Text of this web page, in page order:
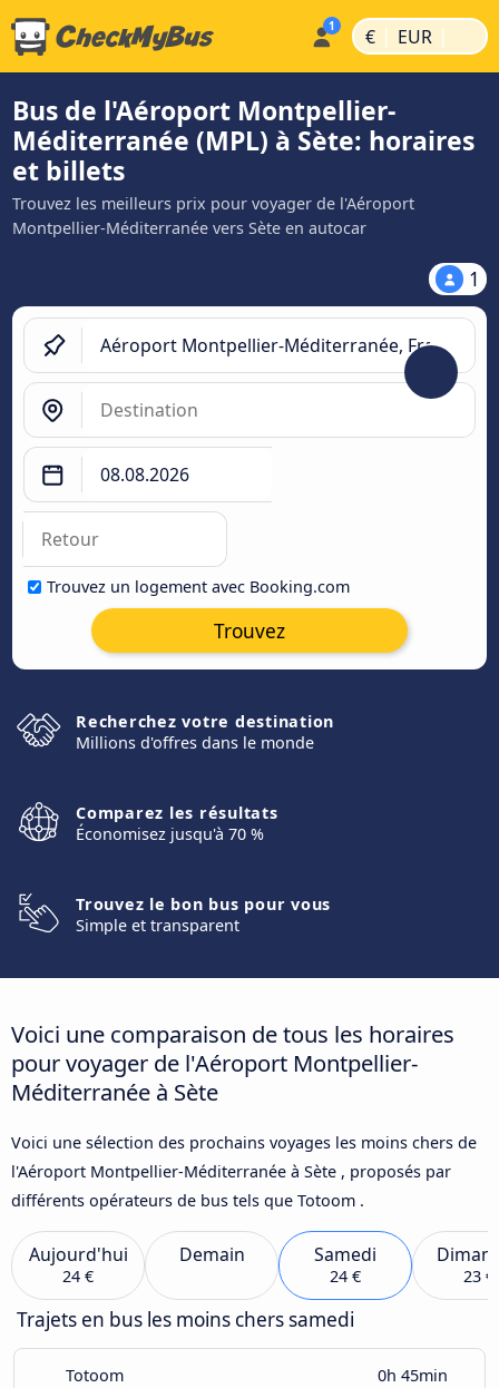
€ | EUR |
Bus de l'Aéroport Montpellier-
Méditerranée (MPL) à Sète: horaires
et billets
Trouvez les meilleurs prix pour voyager de l'Aéroport
Montpellier-Méditerranée vers Sète en autocar
1
Trouvez un logement avec Booking.com
Trouvez
Recherchez votre destination
Millions d'offres dans le monde
Comparez les résultats
Économisez jusqu'à 70 %
Trouvez le bon bus pour vous
Simple et transparent
Voici une comparaison de tous les horaires
pour voyager de l'Aéroport Montpellier-
Méditerranée à Sète
Voici une sélection des prochains voyages les moins chers de
l'Aéroport Montpellier-Méditerranée à Sète , proposés par
différents opérateurs de bus tels que Totoom .
Aujourd'hui
24 €
Demain Samedi
24 € 23 €
Trajets en bus les moins chers samedi
Totoom 0h 45min